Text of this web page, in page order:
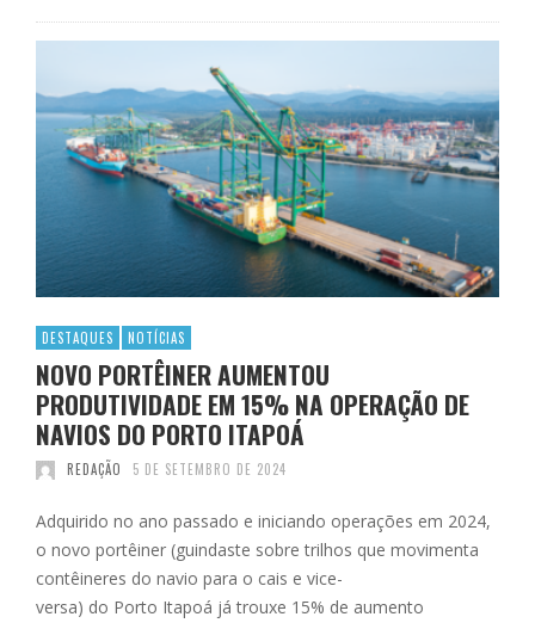
DESTAQUES NOTÍCIAS
NOVO PORTÊINER AUMENTOU
PRODUTIVIDADE EM 15% NA OPERAÇÃO DE
NAVIOS DO PORTO ITAPOÁ
REDAÇÃO 5 DE SETEMBRO DE 2024
Adquirido no ano passado e iniciando operações em 2024,
o novo portêiner (guindaste sobre trilhos que movimenta
contêineres do navio para o cais e vice-
versa) do Porto Itapoá já trouxe 15% de aumento